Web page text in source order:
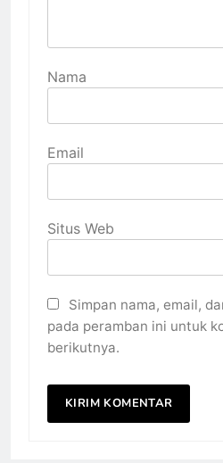
Nama
Email
Situs Web
Simpan nama, email,
pada peramban ini untuk
berikutnya.